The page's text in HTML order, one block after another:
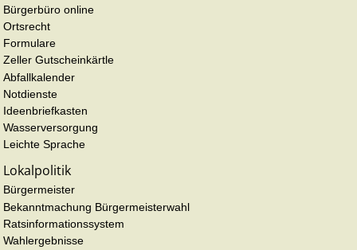
Bürgerbüro online
Ortsrecht
Formulare
Zeller Gutscheinkärtle
Abfallkalender
Notdienste
Ideenbriefkasten
Wasserversorgung
Leichte Sprache
Lokalpolitik
Bürgermeister
Bekanntmachung Bürgermeisterwahl
Ratsinformationssystem
Wahlergebnisse